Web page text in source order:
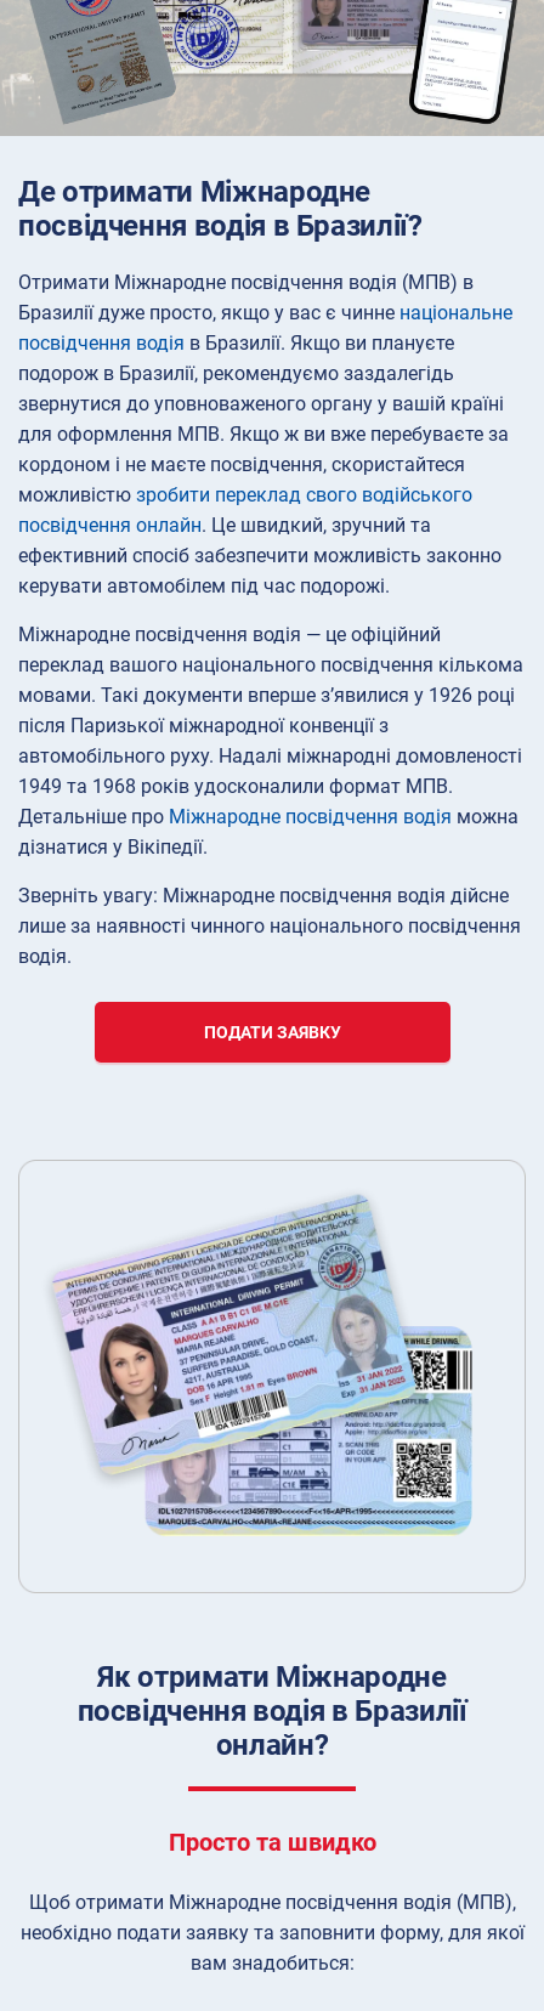
Де отримати Міжнародне
посвідчення водія в Бразилії?
Отримати Міжнародне посвідчення водія (МПВ) в
Бразилії дуже просто, якщо у вас є чинне національне
посвідчення водія в Бразилії. Якщо ви плануєте
подорож в Бразилії, рекомендуємо заздалегідь
звернутися до уповноваженого органу у вашій країні
для оформлення МПВ. Якщо ж ви вже перебуваєте за
кордоном і не маєте посвідчення, скористайтеся
можливістю зробити переклад свого водійського
посвідчення онлайн. Це швидкий, зручний та
ефективний спосіб забезпечити можливість законно
керувати автомобілем під час подорожі.
Міжнародне посвідчення водія — це офіційний
переклад вашого національного посвідчення кількома
мовами. Такі документи вперше з’явилися у 1926 році
після Паризької міжнародної конвенції з
автомобільного руху. Надалі міжнародні домовленості
1949 та 1968 років удосконалили формат МПВ.
Детальніше про Міжнародне посвідчення водія можна
дізнатися у Вікіпедії.
Зверніть увагу: Міжнародне посвідчення водія дійсне
лише за наявності чинного національного посвідчення
водія.
ПОДАТИ ЗАЯВКУ
Як отримати Міжнародне
посвідчення водія в Бразилії
онлайн?
Просто та швидко
Щоб отримати Міжнародне посвідчення водія (МПВ),
необхідно подати заявку та заповнити форму, для якої
вам знадобиться: